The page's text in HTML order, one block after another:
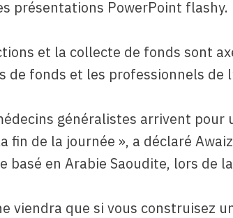
présentations PowerPoint flashy.
et la collecte de fonds sont
de fonds et les professionnels de
généralistes arrivent
fin de la journée », a déclaré
basé en Arabie Saoudite, lors de
viendra que si vous construisez